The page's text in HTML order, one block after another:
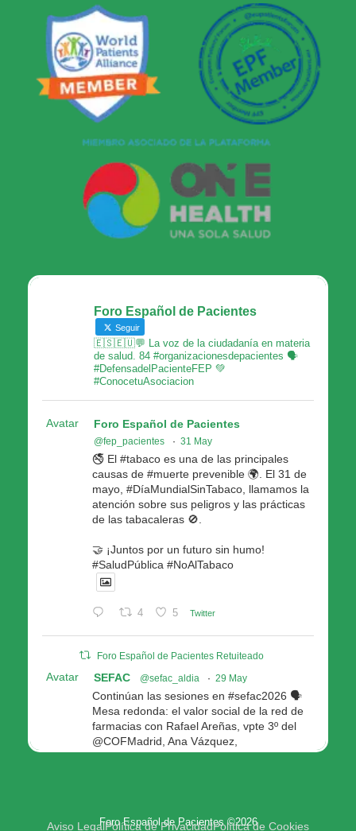
Foro Español de Pacientes
Seguir
🇪🇸🇪🇺💬 La voz de la ciudadanía en materia
de salud. 84 #organizacionesdepacientes 🗣
#DefensadelPacienteFEP 💚
#ConocetuAsociacion
Avatar Foro Español de Pacientes
@fep_pacientes · 31 May
🚭 El #tabaco es una de las principales
causas de #muerte prevenible 🌍. El 31 de
mayo, #DíaMundialSinTabaco, llamamos la
atención sobre sus peligros y las prácticas
de las tabacaleras 🚫.
🤝 ¡Juntos por un futuro sin humo!
#SaludPública #NoAlTabaco
4 5 Twitter
Foro Español de Pacientes Retuiteado
Avatar SEFAC @sefac_aldia · 29 May
Continúan las sesiones en #sefac2026 🗣️
Mesa redonda: el valor social de la red de
farmacias con Rafael Areñas, vpte 3º del
@COFMadrid, Ana Vázquez,
@fep_pacientes Galicia, Antón Acevedo, d
4 4 Twitter
Foro Español de Pacientes ©2026
Aviso LegalPolítica de PrivacidadPolítica de Cookies